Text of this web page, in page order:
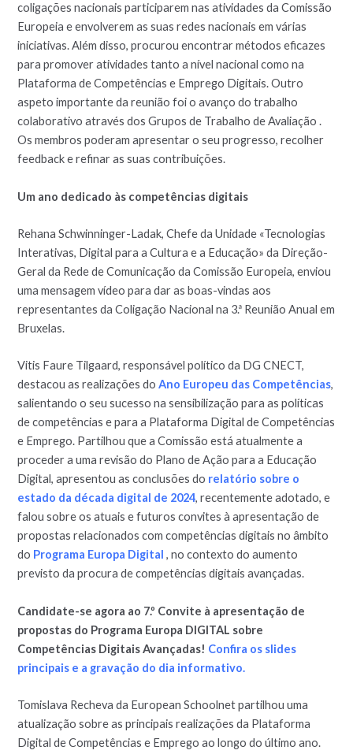
coligações nacionais participarem nas atividades da Comissão
Europeia e envolverem as suas redes nacionais em várias
iniciativas. Além disso, procurou encontrar métodos eficazes
para promover atividades tanto a nível nacional como na
Plataforma de Competências e Emprego Digitais. Outro
aspeto importante da reunião foi o avanço do trabalho
colaborativo através dos Grupos de Trabalho de Avaliação .
Os membros poderam apresentar o seu progresso, recolher
feedback e refinar as suas contribuições.
Um ano dedicado às competências digitais
Rehana Schwinninger-Ladak, Chefe da Unidade «Tecnologias
Interativas, Digital para a Cultura e a Educação» da Direção-
Geral da Rede de Comunicação da Comissão Europeia, enviou
uma mensagem vídeo para dar as boas-vindas aos
representantes da Coligação Nacional na 3.ª Reunião Anual em
Bruxelas.
Vitis Faure Tilgaard, responsável político da DG CNECT,
destacou as realizações do Ano Europeu das Competências,
salientando o seu sucesso na sensibilização para as políticas
de competências e para a Plataforma Digital de Competências
e Emprego. Partilhou que a Comissão está atualmente a
proceder a uma revisão do Plano de Ação para a Educação
Digital, apresentou as conclusões do relatório sobre o
estado da década digital de 2024, recentemente adotado, e
falou sobre os atuais e futuros convites à apresentação de
propostas relacionados com competências digitais no âmbito
do Programa Europa Digital, no contexto do aumento
previsto da procura de competências digitais avançadas.
Candidate-se agora ao 7.º Convite à apresentação de
propostas do Programa Europa DIGITAL sobre
Competências Digitais Avançadas! Confira os slides
principais e a gravação do dia informativo.
Tomislava Recheva da European Schoolnet partilhou uma
atualização sobre as principais realizações da Plataforma
Digital de Competências e Emprego ao longo do último ano.